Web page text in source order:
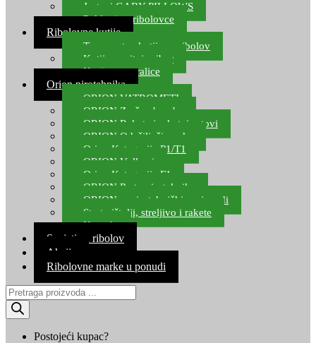
Jastuci GABY PILLOWS
Pokloni za ribolovce
Ribolovne kutije
Transportne kutije za ribolov
Kutije za sitni pribor
Kutije za varalice
Orion pirotehnika
ORION VATROMETI
ORION Zračne bombe
ORION Rakete i raketni setovi
ORION Odašiljači zvuka
Orion Kategorija P1/T1
ORION Vulkani
Orion Kategorija F1
ORION Party pirotehnika
ORION nepirotehnički proizvodi
Start pištolji, streljivo i rakete
Kontakt
Savjeti za ribolov
Akcija
Ribolovne marke u ponudi
Products
search
Postojeći kupac?